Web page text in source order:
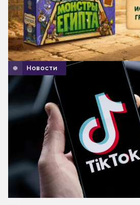
Новости